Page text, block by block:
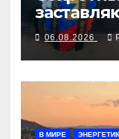
06.08.2026
В МИРЕ